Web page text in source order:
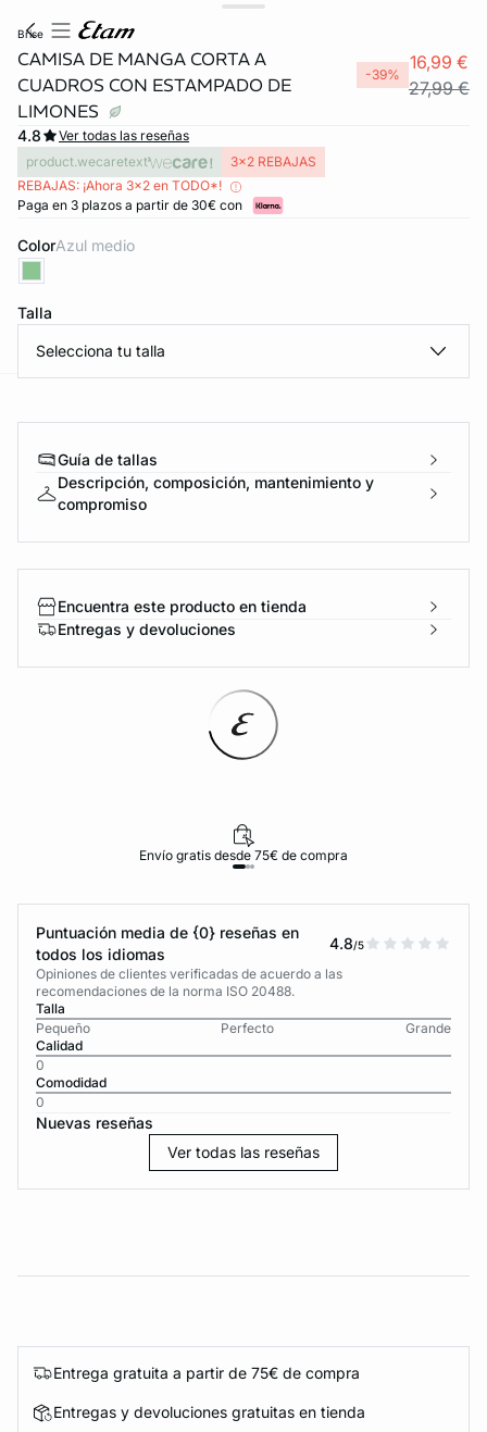
INVISIBLE
brise
CAMISA DE MANGA CORTA A
CUADROS CON ESTAMPADO DE
LIMONES
-39%
16,99 €
27,99 €
4.8
Ver todas las reseñas
product.wecaretext
3x2 REBAJAS
REBAJAS: ¡Ahora 3x2 en TODO*!
Paga en 3 plazos a partir de 30€ con
Color azul medio
Talla
Selecciona tu talla
Guía de tallas
Descripción, composición, mantenimiento y
compromiso
Encuentra este producto en tienda
Entregas y devoluciones
Envío gratis desde 75€ de compra
Puntuación media de {0} reseñas en
todos los idiomas
4.8/5
Opiniones de clientes verificadas de acuerdo a las
recomendaciones de la norma ISO 20488.
Talla
Pequeño
Perfecto
Grande
Calidad
0
Comodidad
0
Nuevas reseñas
Ver todas las reseñas
Entrega gratuita a partir de 75€ de compra
Entregas y devoluciones gratuitas en tienda